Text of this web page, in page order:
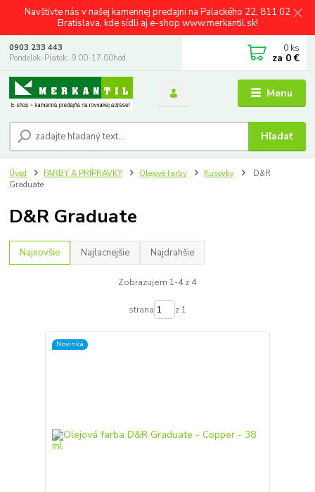
Navštívte nás v našej kamennej predajni na Palackého 22, 811 02
Bratislava, kde sídli aj e-shop www.merkantil.sk!
Menu
Hľadať
0903 233 443
Pondelok-Piatok: 9.00-17.00hod.
0 ks
za 0 €
Úvod FARBY A PRÍPRAVKY Olejové farby Kusovky
D&R
Graduate
D&R Graduate
Najnovšie Najlacnejšie Najdrahšie
Zobrazujem 1-4 z 4
strana z 1
Novinka